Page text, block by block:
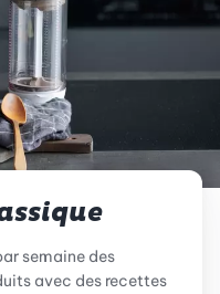
semaine des
avec des recettes